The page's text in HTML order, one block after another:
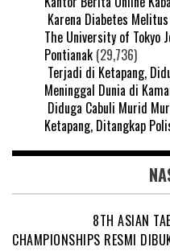
Karena Diabetes
The University of Tokyo
Pontianak (29,736)
Terjadi di Ketapang,
Meninggal Dunia di
Diduga Cabuli Murid
Ketapang, Ditangkap
8TH ASIAN
CHAMPIONSHIPS RESMI